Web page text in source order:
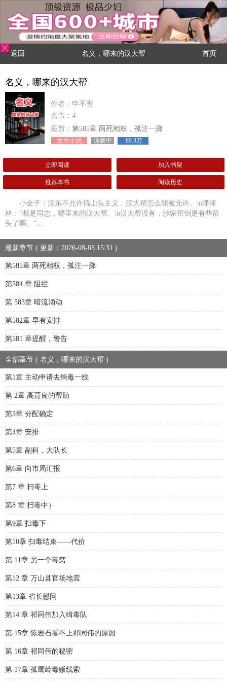
返回 名义，哪来的汉大帮 首页
名义，哪来的汉大帮
作者：申不害
点击：4
最新： 第585章 两死相权，孤注一掷
女生小说 连载中 89.3万
立即阅读 加入书架
推荐本书 阅读历史
小金子：汉东不允许搞山头主义，汉大帮怎么能被允许。\n潘泽
林：“都是同志，哪里来的汉大帮。\n汉大帮没有，沙家帮倒是有些苗
头了啊。”…
最新章节 ( 更新：2026-08-05 15:31 )
第585章 两死相权，孤注一掷
第584 章 阻拦
第 583章 暗流涌动
第582章 早有安排
第581 章提醒，警告
全部章节 ( 名义，哪来的汉大帮 )
第1章 主动申请去缉毒一线
第 2章 高育良的帮助
第3章 分配确定
第4章 安排
第5章 副科，大队长
第6章 向市局汇报
第7 章 扫毒上
第8 章 扫毒中）
第9章 扫毒下
第10章 扫毒结束——代价
第 11章 另一个毒窝
第12 章 万山县官场地震
第13章 省长慰问
第14 章 祁同伟加入缉毒队
第 15章 陈岩石看不上祁同伟的原因
第 16章 祁同伟的秘密
第 17章 孤鹰岭毒贩线索